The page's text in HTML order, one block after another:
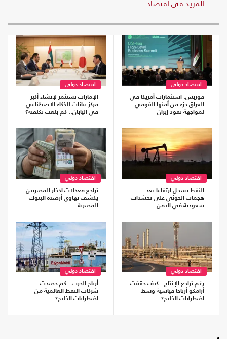
المزيد في اقتصاد
اقتصاد دولي
فوربس: استثمارات أمريكا في
العراق جزء من أمنها القومي
لمواجهة نفوذ إيران
اقتصاد دولي
الإمارات تستثمر لإنشاء أكبر
مركز بيانات للذكاء الاصطناعي
في اليابان.. كم بلغت تكلفته؟
اقتصاد دولي
النفط يسجل ارتفاعا بعد
هجمات الحوثي على تحشدات
سعودية في اليمن
اقتصاد دولي
تراجع معدلات ادخار المصريين
يكشف تهاوي أرصدة البنوك
المصرية
اقتصاد دولي
رغم تراجع الإنتاج.. كيف حققت
أرامكو أرباحا قياسية وسط
اضطرابات الخليج؟
اقتصاد دولي
أرباح الحرب.. كم حصدت
شركات النفط العالمية من
اضطرابات الخليج؟